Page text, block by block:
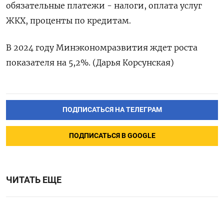
обязательные платежи - налоги, оплата услуг
ЖКХ, проценты по кредитам.
В 2024 году Минэкономразвития ждет роста
показателя на 5,2%. (Дарья Корсунская)
ПОДПИСАТЬСЯ НА ТЕЛЕГРАМ
ПОДПИСАТЬСЯ В GOOGLE
ЧИТАТЬ ЕЩЕ